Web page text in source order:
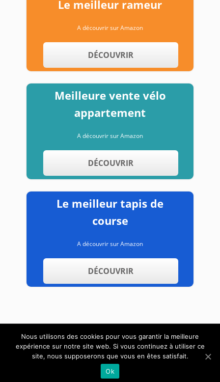
Le meilleur rameur
A découvrir sur Amazon
DÉCOUVRIR
Meilleure vente vélo
appartement
A découvrir sur Amazon
DÉCOUVRIR
Le meilleur tapis de
course
A découvrir sur Amazon
DÉCOUVRIR
A propos Contact Mentions légales
Copyright text 2019 by AppareildeMusculation.info.
Nous utilisons des cookies pour vous garantir la meilleure
expérience sur notre site web. Si vous continuez à utiliser ce
site, nous supposerons que vous en êtes satisfait.
Ok